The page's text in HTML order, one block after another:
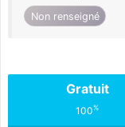
Non renseigné
Gratuit
100%